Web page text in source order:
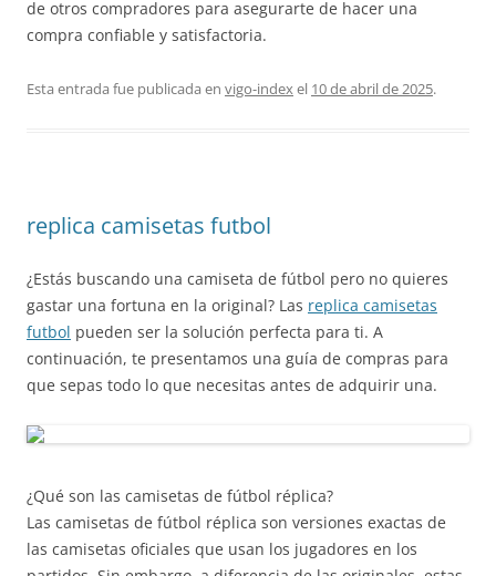
de otros compradores para asegurarte de hacer una
compra confiable y satisfactoria.
Esta entrada fue publicada en vigo-indexel 10 de abril de 2025.
replica camisetas futbol
¿Estás buscando una camiseta de fútbol pero no quieres
gastar una fortuna en la original? Las replica camisetas
futbol pueden ser la solución perfecta para ti. A
continuación, te presentamos una guía de compras para
que sepas todo lo que necesitas antes de adquirir una.
¿Qué son las camisetas de fútbol réplica?
Las camisetas de fútbol réplica son versiones exactas de
las camisetas oficiales que usan los jugadores en los